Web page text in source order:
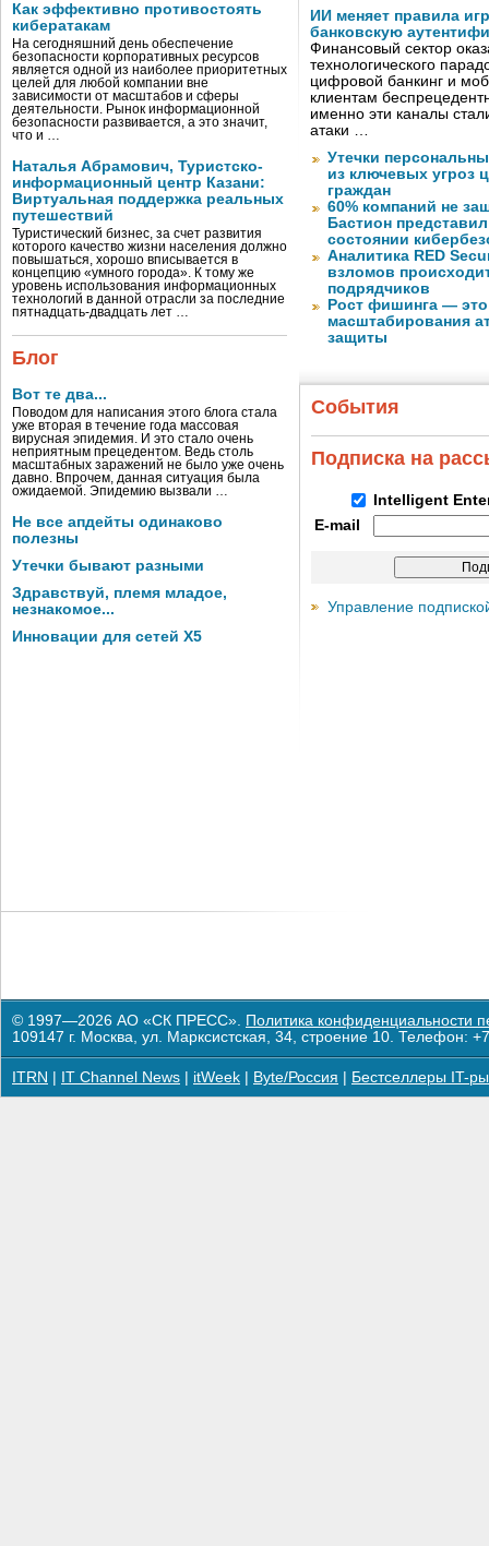
Как эффективно противостоять
кибератакам
На сегодняшний день обеспечение
безопасности корпоративных ресурсов
является одной из наиболее приоритетных
целей для любой компании вне
зависимости от масштабов и сферы
деятельности. Рынок информационной
безопасности развивается, а это значит,
что и …
Наталья Абрамович, Туристско-
информационный центр Казани:
Виртуальная поддержка реальных
путешествий
Туристический бизнес, за счет развития
которого качество жизни населения должно
повышаться, хорошо вписывается в
концепцию «умного города». К тому же
уровень использования информационных
технологий в данной отрасли за последние
пятнадцать-двадцать лет …
Блог
Вот те два...
Поводом для написания этого блога стала
уже вторая в течение года массовая
вирусная эпидемия. И это стало очень
неприятным прецедентом. Ведь столь
масштабных заражений не было уже очень
давно. Впрочем, данная ситуация была
ожидаемой. Эпидемию вызвали …
Не все апдейты одинаково
полезны
Утечки бывают разными
Здравствуй, племя младое,
незнакомое...
Инновации для сетей X5
ИИ меняет правила
банковскую
Финансовый сектор
технологического
цифровой банкинг и
клиентам
именно эти каналы
атаки …
Утечки
из ключевых угроз
граждан
60% компаний не
Бастион
состоянии
Аналитика RED
взломов
подрядчиков
Рост фишинга —
масштабирования
защиты
События
Подписка на
Intelligent
E-mail
Управление
© 1997—2026 АО «СК ПРЕСС». Политика конфиденциальности
109147 г. Москва, ул. Марксистская, 34, строение 10. Телефон:
ITRN IT Channel News itWeek Byte/Россия Бестселлеры IT-